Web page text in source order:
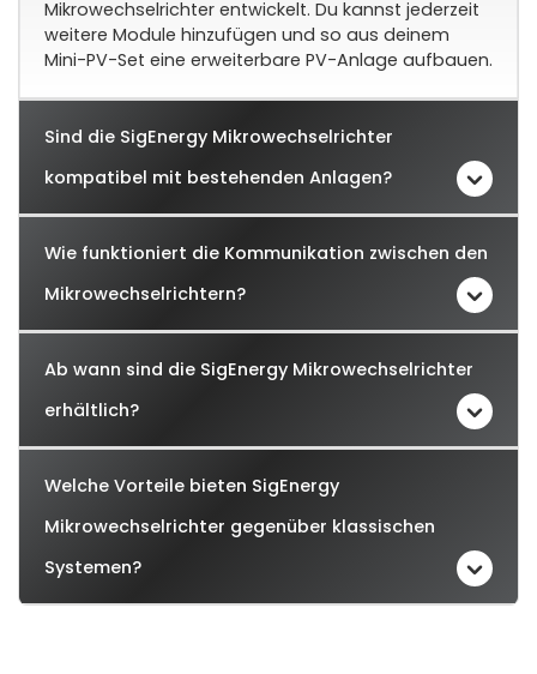
Mikrowechselrichter entwickelt. Du kannst jederzeit
weitere Module hinzufügen und so aus deinem
Mini-PV-Set eine erweiterbare PV-Anlage aufbauen.
Sind die SigEnergy Mikrowechselrichter
kompatibel mit bestehenden Anlagen?
Wie funktioniert die Kommunikation zwischen den
Mikrowechselrichtern?
Ab wann sind die SigEnergy Mikrowechselrichter
erhältlich?
Welche Vorteile bieten SigEnergy
Mikrowechselrichter gegenüber klassischen
Systemen?